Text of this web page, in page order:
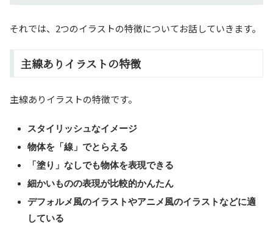
それでは、2つのイラストの特徴についてお話していきます。
主線ありイラストの特徴
主線ありイラストの特徴です。
スタイリッシュなイメージ
物体を「線」でとらえる
「塗り」なしでも物体を表現できる
細かいものの表現が比較的かんたん
デフォルメ風のイラストやアニメ風のイラストなどに適
している